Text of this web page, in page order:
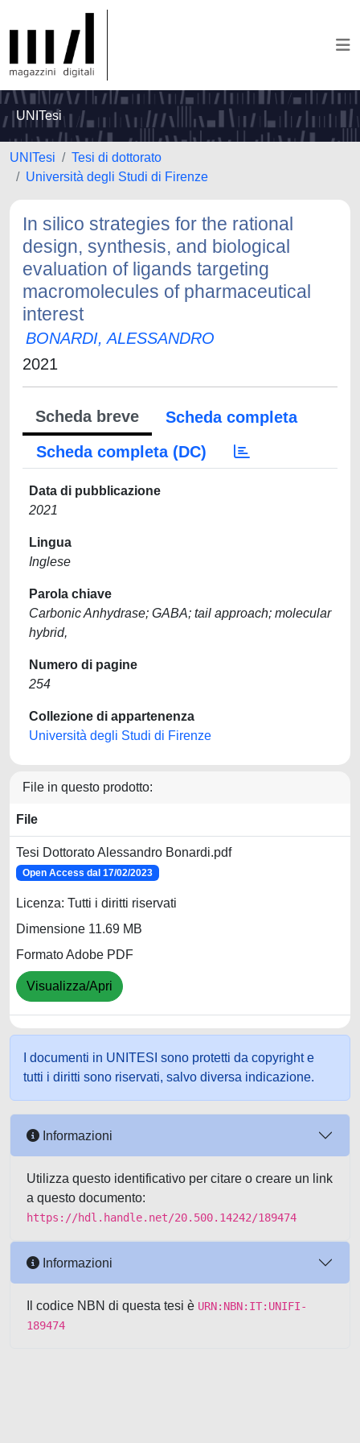
UNITesi
UNITesi
Tesi di dottorato
Università degli Studi di Firenze
In silico strategies for the rational
design, synthesis, and biological
evaluation of ligands targeting
macromolecules of pharmaceutical
interest
BONARDI, ALESSANDRO
2021
Scheda breve
Scheda completa
Scheda completa (DC)
Data di pubblicazione
2021
Lingua
Inglese
Parola chiave
Carbonic Anhydrase; GABA; tail approach; molecular
hybrid,
Numero di pagine
254
Collezione di appartenenza
Università degli Studi di Firenze
File in questo prodotto:
File
Tesi Dottorato Alessandro Bonardi.pdf
Open Access dal 17/02/2023
Licenza: Tutti i diritti riservati
Dimensione 11.69 MB
Formato Adobe PDF
Visualizza/Apri
I documenti in UNITESI sono protetti da copyright e
tutti i diritti sono riservati, salvo diversa indicazione.
Informazioni
Utilizza questo identificativo per citare o creare un link
a questo documento:
https://hdl.handle.net/20.500.14242/189474
Informazioni
Il codice NBN di questa tesi è URN:NBN:IT:UNIFI-
189474